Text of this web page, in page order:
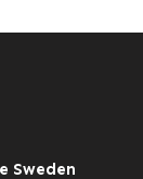
Sweden